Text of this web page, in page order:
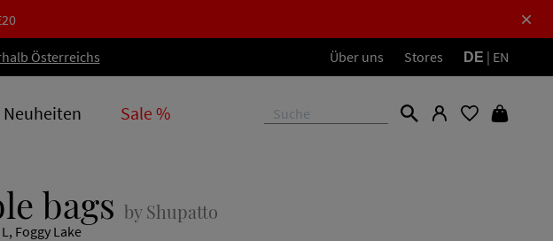
Österreichs Über uns Stores DE | EN
Neuheiten Sale %
bags by Shupatto
Foggy Lake